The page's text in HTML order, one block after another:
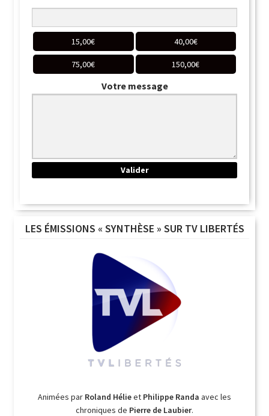
15,00€ 40,00€
75,00€ 150,00€
Votre message
LES ÉMISSIONS « SYNTHÈSE » SUR TV LIBERTÉS
Animées par Roland Hélieet Philippe Randa avec les
chroniques de Pierre de Laubier.